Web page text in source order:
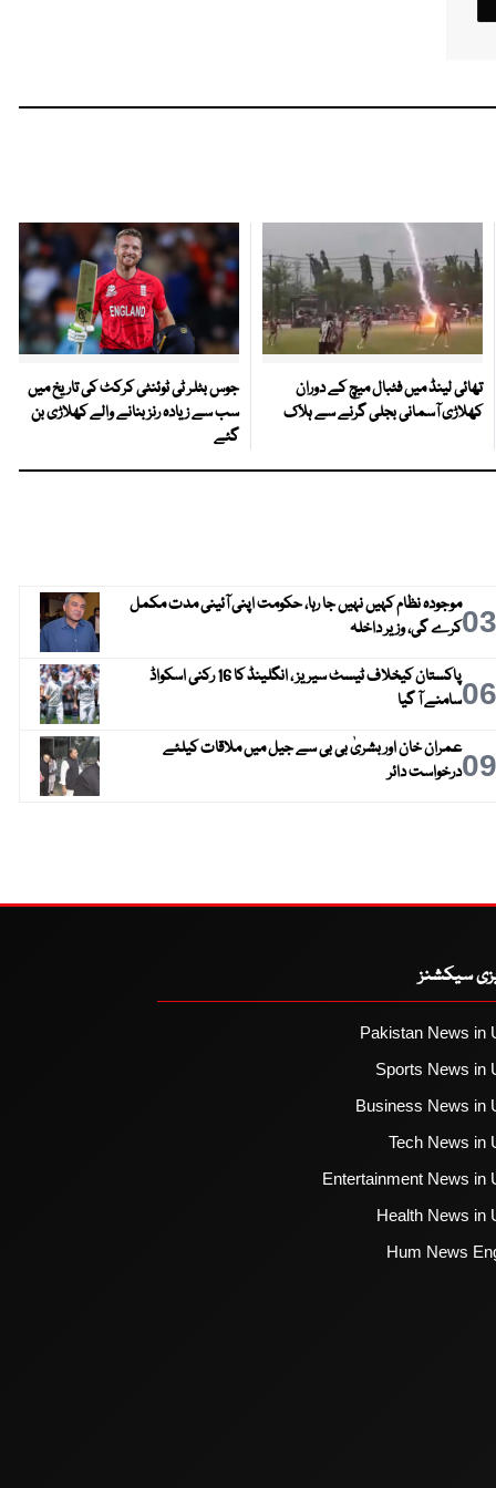
تھائی لینڈ میں فٹبال میچ کے دوران
کھلاڑی آسمانی بجلی گرنے سے ہلاک
جوس بٹلر ٹی ٹوئنٹی کرکٹ کی تاریخ میں
سب سے زیادہ رنز بنانے والے کھلاڑی بن
گئے
03موجودہ نظام کہیں نہیں جا رہا، حکومت اپنی آئینی مدت مکمل
کرے گی، وزیر داخلہ
06
پاکستان کیخلاف ٹیسٹ سیریز ، انگلینڈ کا 16 رکنی اسکواڈ
سامنے آ گیا
09عمران خان اور بشریٰ بی بی سے جیل میں ملاقات کیلئے
درخواست دائر
سیکشنز
Pakistan News in
Sports News in
Business News in
Tech News in
Entertainment News in
Health News in
Hum News